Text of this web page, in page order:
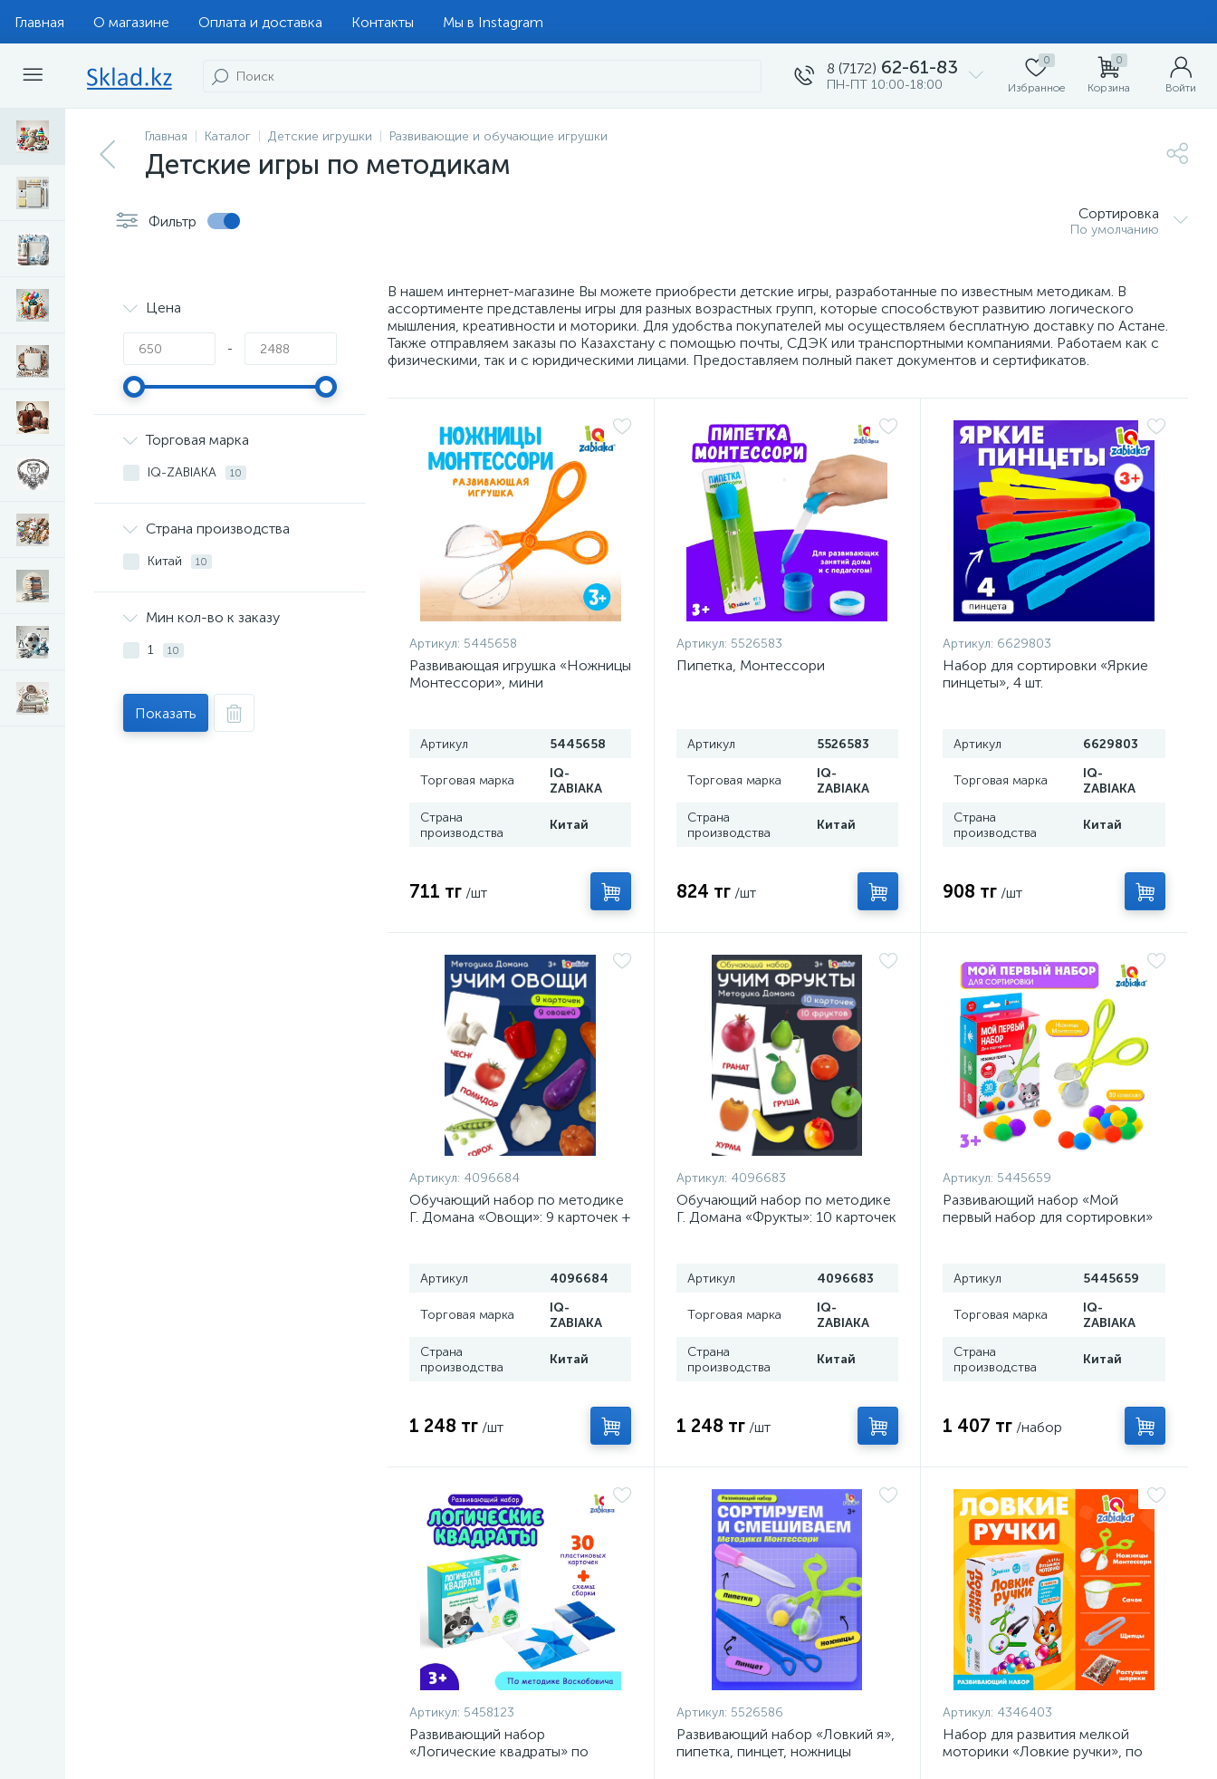
Главная О магазине Оплата и доставка Контакты Мы в Instagram
8 (7172) 62-61-83
ПН-ПТ 10:00-18:00
0
Избранное
0
Корзина Войти
Главная Каталог Детские игрушки Развивающие и обучающие игрушки
Детские игры по методикам
Фильтр Сортировка
По умолчанию
Цена
-
Торговая марка
IQ-ZABIAKA 10
Страна производства
Китай 10
Мин кол-во к заказу
1 10
Показать
В нашем интернет-магазине Вы можете приобрести детские игры, разработанные по известным методикам. В
ассортименте представлены игры для разных возрастных групп, которые способствуют развитию логического
мышления, креативности и моторики. Для удобства покупателей мы осуществляем бесплатную доставку по Астане.
Также отправляем заказы по Казахстану с помощью почты, СДЭК или транспортными компаниями. Работаем как с
физическими, так и с юридическими лицами. Предоставляем полный пакет документов и сертификатов.
Артикул: 5445658
Развивающая игрушка «Ножницы
Монтессори», мини
Артикул 5445658
Торговая марка
IQ-
ZABIAKA
Страна
производства
Китай
711 тг /шт
Артикул: 5526583
Пипетка, Монтессори
Артикул 5526583
Торговая марка
IQ-
ZABIAKA
Страна
производства
Китай
824 тг /шт
Артикул: 6629803
Набор для сортировки «Яркие
пинцеты», 4 шт.
Артикул 6629803
Торговая марка
IQ-
ZABIAKA
Страна
производства
Китай
908 тг /шт
Артикул: 4096684
Обучающий набор по методике
Г. Домана «Овощи»: 9 карточек +
Артикул 4096684
Торговая марка
IQ-
ZABIAKA
Страна
производства
Китай
1 248 тг /шт
Артикул: 4096683
Обучающий набор по методике
Г. Домана «Фрукты»: 10 карточек
Артикул 4096683
Торговая марка
IQ-
ZABIAKA
Страна
производства
Китай
1 248 тг /шт
Артикул: 5445659
Развивающий набор «Мой
первый набор для сортировки»
Артикул 5445659
Торговая марка
IQ-
ZABIAKA
Страна
производства
Китай
1 407 тг /набор
Артикул: 5458123
Развивающий набор
«Логические квадраты» по
Артикул: 5526586
Развивающий набор «Ловкий я»,
пипетка, пинцет, ножницы
Артикул: 4346403
Набор для развития мелкой
моторики «Ловкие ручки», по